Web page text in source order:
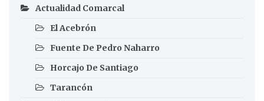
Actualidad Comarcal
El Acebrón
Fuente De Pedro Naharro
Horcajo De Santiago
Tarancón